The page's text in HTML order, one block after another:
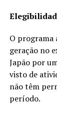
O programa
geração no
Japão por
visto de
não têm
período.